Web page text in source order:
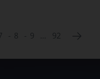
8 9 … 92 Next